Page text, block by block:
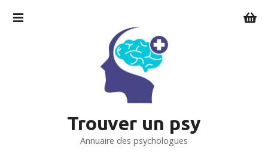
Trouver un psy
Annuaire des psychologues